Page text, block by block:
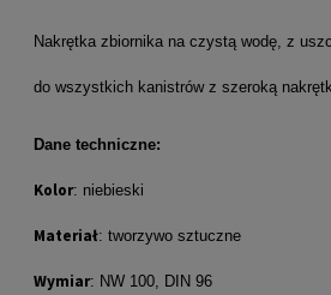
Nakrętka zbiornika na czystą wodę, z
do wszystkich kanistrów z szeroką
Dane techniczne:
Kolor: niebieski
Materiał: tworzywo sztuczne
Wymiar: NW 100, DIN 96